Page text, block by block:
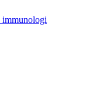
immunologi